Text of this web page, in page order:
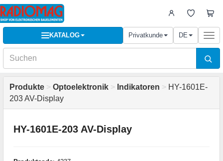
KATALOG Privatkunde DE
Produkte > Optoelektronik > Indikatoren > HY-1601E-
203 AV-Display
HY-1601E-203 AV-Display